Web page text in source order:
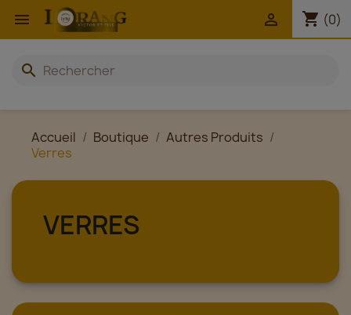
 shopping_cart (0)

search
Accueil Boutique
Autres Produits
Verres
VERRES